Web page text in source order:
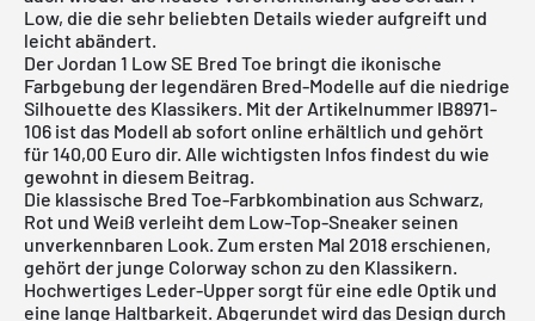
Low, die die sehr beliebten Details wieder aufgreift und
leicht abändert.
Der Jordan 1 Low SE Bred Toe bringt die ikonische
Farbgebung der legendären Bred-Modelle auf die niedrige
Silhouette des Klassikers. Mit der Artikelnummer IB8971-
106 ist das Modell ab sofort online erhältlich und gehört
für 140,00 Euro dir. Alle wichtigsten Infos findest du wie
gewohnt in diesem Beitrag.
Die klassische Bred Toe-Farbkombination aus Schwarz,
Rot und Weiß verleiht dem Low-Top-Sneaker seinen
unverkennbaren Look. Zum ersten Mal 2018 erschienen,
gehört der junge Colorway schon zu den Klassikern.
Hochwertiges Leder-Upper sorgt für eine edle Optik und
eine lange Haltbarkeit. Abgerundet wird das Design durch